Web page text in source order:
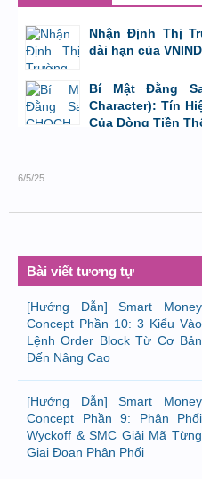
Nhận Định Thị
dài hạn của
bởi Tuấn Thành, 9/8/26 lúc 23:08
Bí Mật Đằng
Character): Tín
Của Dòng Tiền
6/5/25
Bài viết tương tự
[Hướng Dẫn] Smart Money
Concept Phần 10: 3 Kiểu Vào
Lệnh Order Block Từ Cơ Bản
Đến Nâng Cao
[Hướng Dẫn] Smart Money
Concept Phần 9: Phân Phối
Wyckoff & SMC Giải Mã Từng
Giai Đoạn Phân Phối